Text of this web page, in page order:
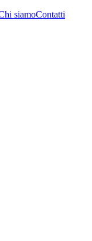
siamoContatti